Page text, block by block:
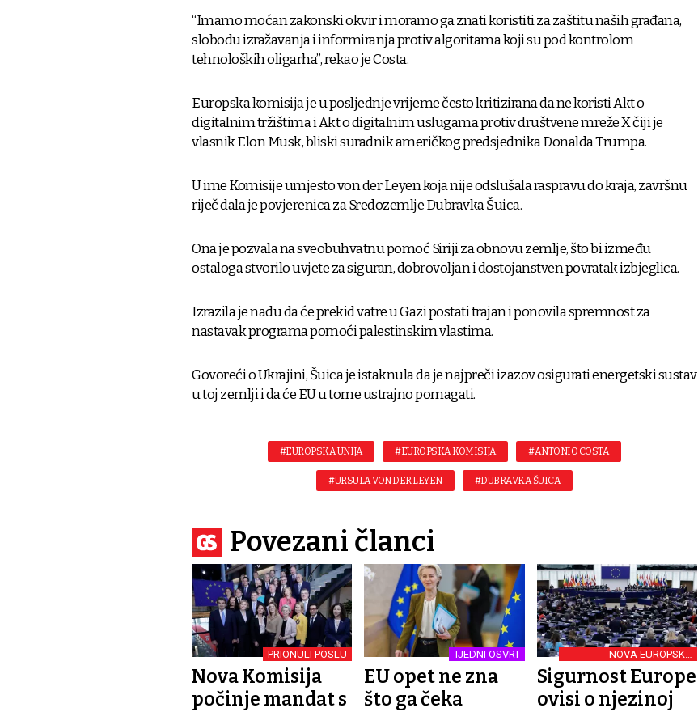
“Imamo moćan zakonski okvir i moramo ga znati koristiti za zaštitu naših građana,
slobodu izražavanja i informiranja protiv algoritama koji su pod kontrolom
tehnoloških oligarha”, rekao je Costa.
Europska komisija je u posljednje vrijeme često kritizirana da ne koristi Akt o
digitalnim tržištima i Akt o digitalnim uslugama protiv društvene mreže X čiji je
vlasnik Elon Musk, bliski suradnik američkog predsjednika Donalda Trumpa.
U ime Komisije umjesto von der Leyen koja nije odslušala raspravu do kraja, završnu
riječ dala je povjerenica za Sredozemlje Dubravka Šuica.
Ona je pozvala na sveobuhvatnu pomoć Siriji za obnovu zemlje, što bi između
ostaloga stvorilo uvjete za siguran, dobrovoljan i dostojanstven povratak izbjeglica.
Izrazila je nadu da će prekid vatre u Gazi postati trajan i ponovila spremnost za
nastavak programa pomoći palestinskim vlastima.
Govoreći o Ukrajini, Šuica je istaknula da je najpreči izazov osigurati energetski sustav
u toj zemlji i da će EU u tome ustrajno pomagati.
#EUROPSKA UNIJA #EUROPSKA KOMISIJA #ANTONIO COSTA
#URSULA VON DER LEYEN #DUBRAVKA ŠUICA
Povezani članci
PRIONULI POSLU
Nova Komisija
počinje mandat s
TJEDNI OSVRT
EU opet ne zna
što ga čeka
NOVA EUROPSKA
KOMISIJA
Sigurnost Europe
ovisi o njezinoj